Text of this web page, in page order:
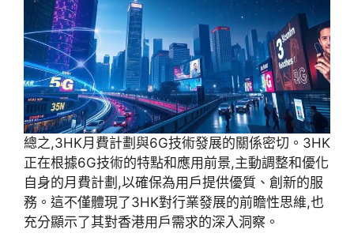
總之,3HK月費計劃與6G技術發展的關係密切。3HK
正在根據6G技術的特點和應用前景,主動調整和優化
自身的月費計劃,以確保為用戶提供優質、創新的服
務。這不僅體現了3HK對行業發展的前瞻性思維,也
充分顯示了其對香港用戶需求的深入洞察。